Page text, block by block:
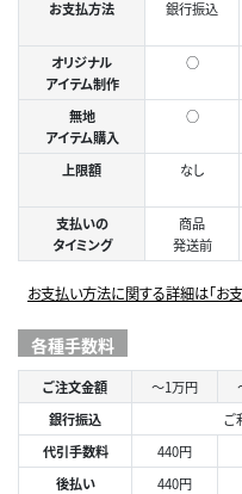
お支払方法 銀行振込
オリジナル
アイテム制作
○
無地
アイテム購入
○
上限額 なし
支払いの
タイミング
商品
発送前
お支払い方法に関する詳細は「お
各種手数料
ご注文金額 ～1万円
銀行振込
ご
代引手数料
440円
後払い
440円